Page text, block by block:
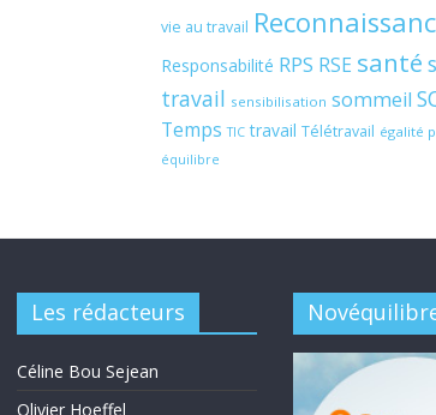
vie au travail
Responsabilité RPS RSE santé
travail sensibilisation sommeil
Temps TIC travail Télétravail égalité
équilibre
Les rédacteurs
Céline Bou Sejean
Olivier Hoeffel